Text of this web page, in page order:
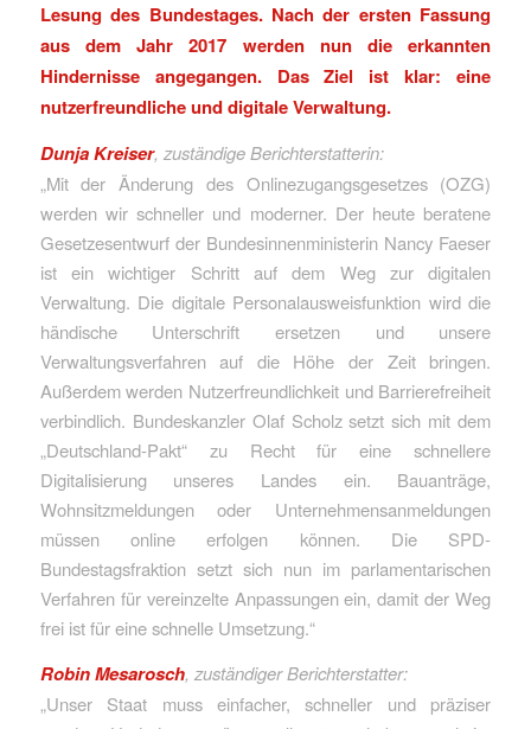
Lesung des Bundestages. Nach der ersten Fassung
aus dem Jahr 2017 werden nun die erkannten
Hindernisse angegangen. Das Ziel ist klar: eine
nutzerfreundliche und digitale Verwaltung.
Dunja Kreiser, zuständige Berichterstatterin:
„Mit der Änderung des Onlinezugangsgesetzes (OZG)
werden wir schneller und moderner. Der heute beratene
Gesetzesentwurf der Bundesinnenministerin Nancy Faeser
ist ein wichtiger Schritt auf dem Weg zur digitalen
Verwaltung. Die digitale Personalausweisfunktion wird die
händische Unterschrift ersetzen und unsere
Verwaltungsverfahren auf die Höhe der Zeit bringen.
Außerdem werden Nutzerfreundlichkeit und Barrierefreiheit
verbindlich. Bundeskanzler Olaf Scholz setzt sich mit dem
„Deutschland-Pakt“ zu Recht für eine schnellere
Digitalisierung unseres Landes ein. Bauanträge,
Wohnsitzmeldungen oder Unternehmensanmeldungen
müssen online erfolgen können. Die SPD-
Bundestagsfraktion setzt sich nun im parlamentarischen
Verfahren für vereinzelte Anpassungen ein, damit der Weg
frei ist für eine schnelle Umsetzung.“
Robin Mesarosch, zuständiger Berichterstatter:
„Unser Staat muss einfacher, schneller und präziser